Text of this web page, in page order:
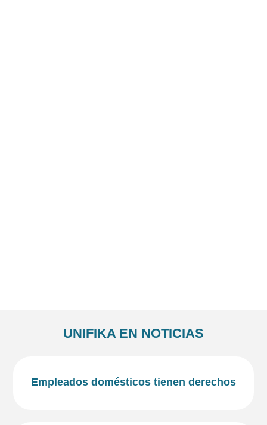
UNIFIKA EN NOTICIAS
Empleados domésticos tienen derechos